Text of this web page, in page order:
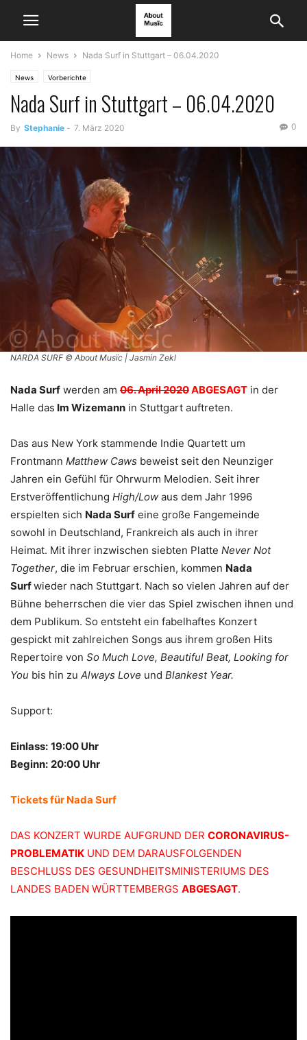
Home News Nada Surf in Stuttgart – 06.04.2020
News Vorberichte
Nada Surf in Stuttgart – 06.04.2020
By Stephanie - 7. März 2020 0
NARDA SURF © About Musïc | Jasmin Zekl
Nada Surf werden am 06. April 2020ABGESAGT in der
Halle das Im Wizemann in Stuttgart auftreten.
Das aus New York stammende Indie Quartett um
Frontmann Matthew Caws beweist seit den Neunziger
Jahren ein Gefühl für Ohrwurm Melodien. Seit ihrer
Erstveröffentlichung High/Low aus dem Jahr 1996
erspielten sich Nada Surf eine große Fangemeinde
sowohl in Deutschland, Frankreich als auch in ihrer
Heimat. Mit ihrer inzwischen siebten Platte Never Not
Together, die im Februar erschien, kommen Nada
Surfwieder nach Stuttgart. Nach so vielen Jahren auf der
Bühne beherrschen die vier das Spiel zwischen ihnen und
dem Publikum. So entsteht ein fabelhaftes Konzert
gespickt mit zahlreichen Songs aus ihrem großen Hits
Repertoire von So Much Love, Beautiful Beat, Looking for
You bis hin zu Always Love und Blankest Year.
Support:
Einlass: 19:00 Uhr
Beginn: 20:00 Uhr
Tickets für Nada Surf
DAS KONZERT WURDE AUFGRUND DER CORONAVIRUS-
PROBLEMATIK UND DEM DARAUSFOLGENDEN
BESCHLUSS DES GESUNDHEITSMINISTERIUMS DES
LANDES BADEN WÜRTTEMBERGS ABGESAGT.